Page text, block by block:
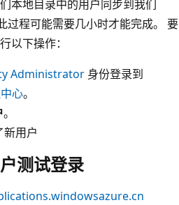
本地目录中的用户同步到我们
程可能需要几小时才能完成。 要
以下操作：
Administrator 身份登录到
心。
。
用户
测试登录